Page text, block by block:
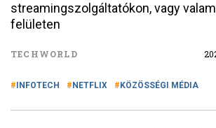
streamingszolgáltatókon, vagy
felületen
TECHWORLD
INFOTECH NETFLIX KÖZÖSSÉGI MÉDIA